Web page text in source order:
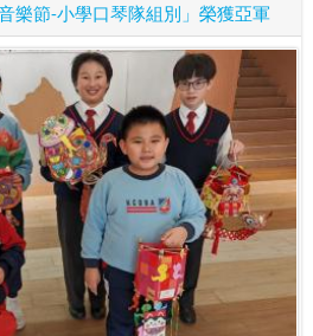
樂節-小學口琴隊組別」榮獲亞軍